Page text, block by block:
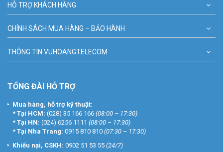
HỖ TRỢ KHÁCH HÀNG
CHÍNH SÁCH MUA HÀNG – BẢO HÀNH
THÔNG TIN VUHOANGTELECOM
TỔNG ĐÀI HỖ TRỢ
Mua hàng, hỗ trợ kỹ thuật:
* Tại HCM: (028) 35 166 166 (08:00 – 17:30)
* Tại HN: (024) 6256 1111 (08:00 – 17:30)
* Tại Nha Trang: 0915 810 810 (07:30 – 17:30)
Khiếu nại, CSKH: 0902 51 53 55 (24/7)